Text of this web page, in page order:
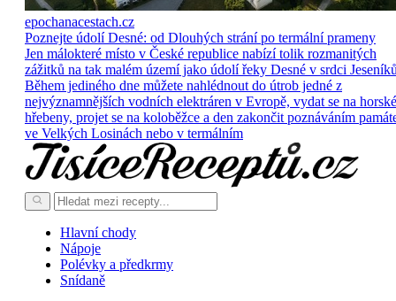
epochanacestach.cz
Poznejte údolí Desné: od Dlouhých strání po termální prameny
Jen málokteré místo v České republice nabízí tolik rozmanitých
zážitků na tak malém území jako údolí řeky Desné v srdci
Během jediného dne můžete nahlédnout do útrob jedné z
nejvýznamnějších vodních elektráren v Evropě, vydat se na horské
hřebeny, projet se na koloběžce a den zakončit poznáváním
ve Velkých Losinách nebo v termálním
Hlavní chody
Nápoje
Polévky a předkrmy
Snídaně